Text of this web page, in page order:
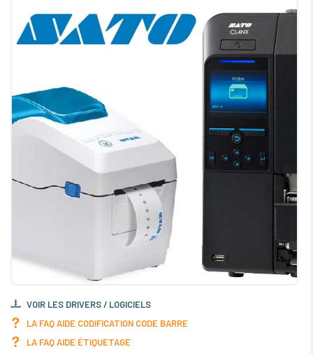
VOIR LES DRIVERS / LOGICIELS
LA FAQ AIDE CODIFICATION CODE BARRE
LA FAQ AIDE ÉTIQUETAGE